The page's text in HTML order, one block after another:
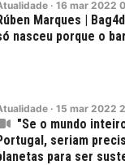
· 16 mar 2022
Marques |
nasceu porque o
· 15 mar 2022
"Se o mundo
seriam
para ser